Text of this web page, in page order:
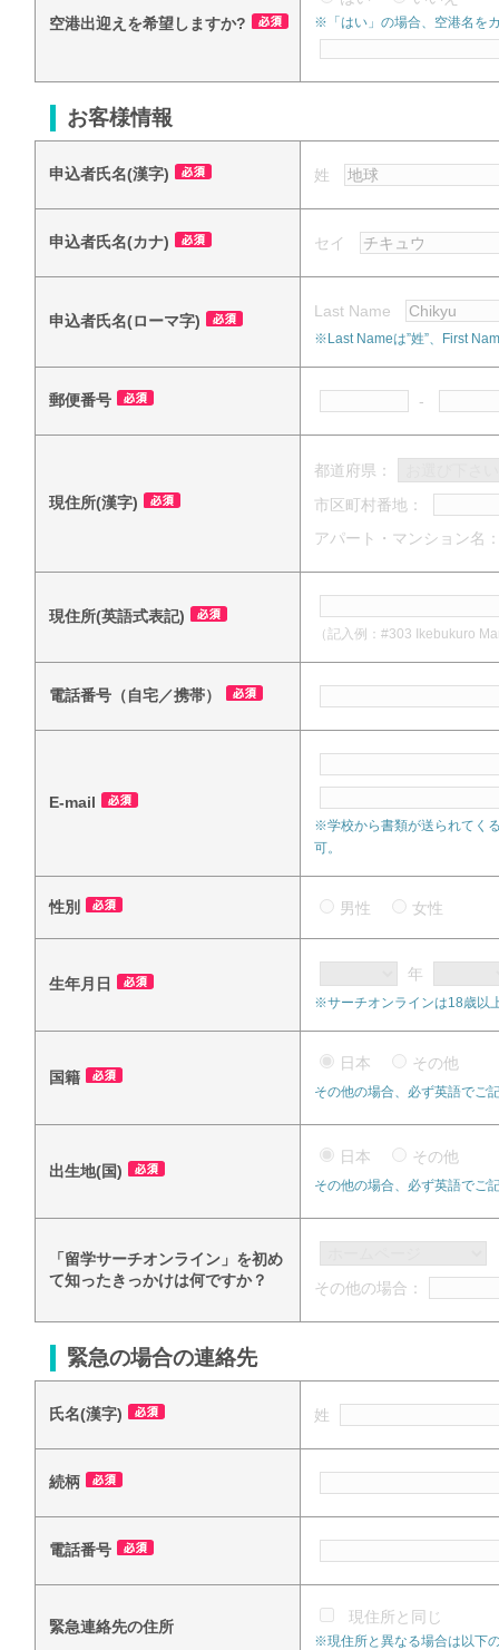
空港出迎えを希望しますか? ※「はい」の場合、空港名を
お客様情報
申込者氏名(漢字) 姓
申込者氏名(カナ) セイ
申込者氏名(ローマ字)
Last Name
※Last Nameは”姓”、First
郵便番号 -
現住所(漢字)
都道府県：
市区町村番地：
アパート・マンション名
現住所(英語式表記)
（記入例：#303 Ikebukuro
電話番号（自宅／携帯）
E-mail
※学校から書類が送られてく
可。
性別 男性 女性
生年月日
年
※サーチオンラインは18歳以
国籍
日本 その他
その他の場合、必ず英語でご
出生地(国)
日本 その他
その他の場合、必ず英語でご
「留学サーチオンライン」を初め
て知ったきっかけは何ですか？
その他の場合：
緊急の場合の連絡先
氏名(漢字) 姓
続柄
電話番号
緊急連絡先の住所
現住所と同じ
※現住所と異なる場合は以下